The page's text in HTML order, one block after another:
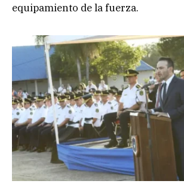
equipamiento de la fuerza.